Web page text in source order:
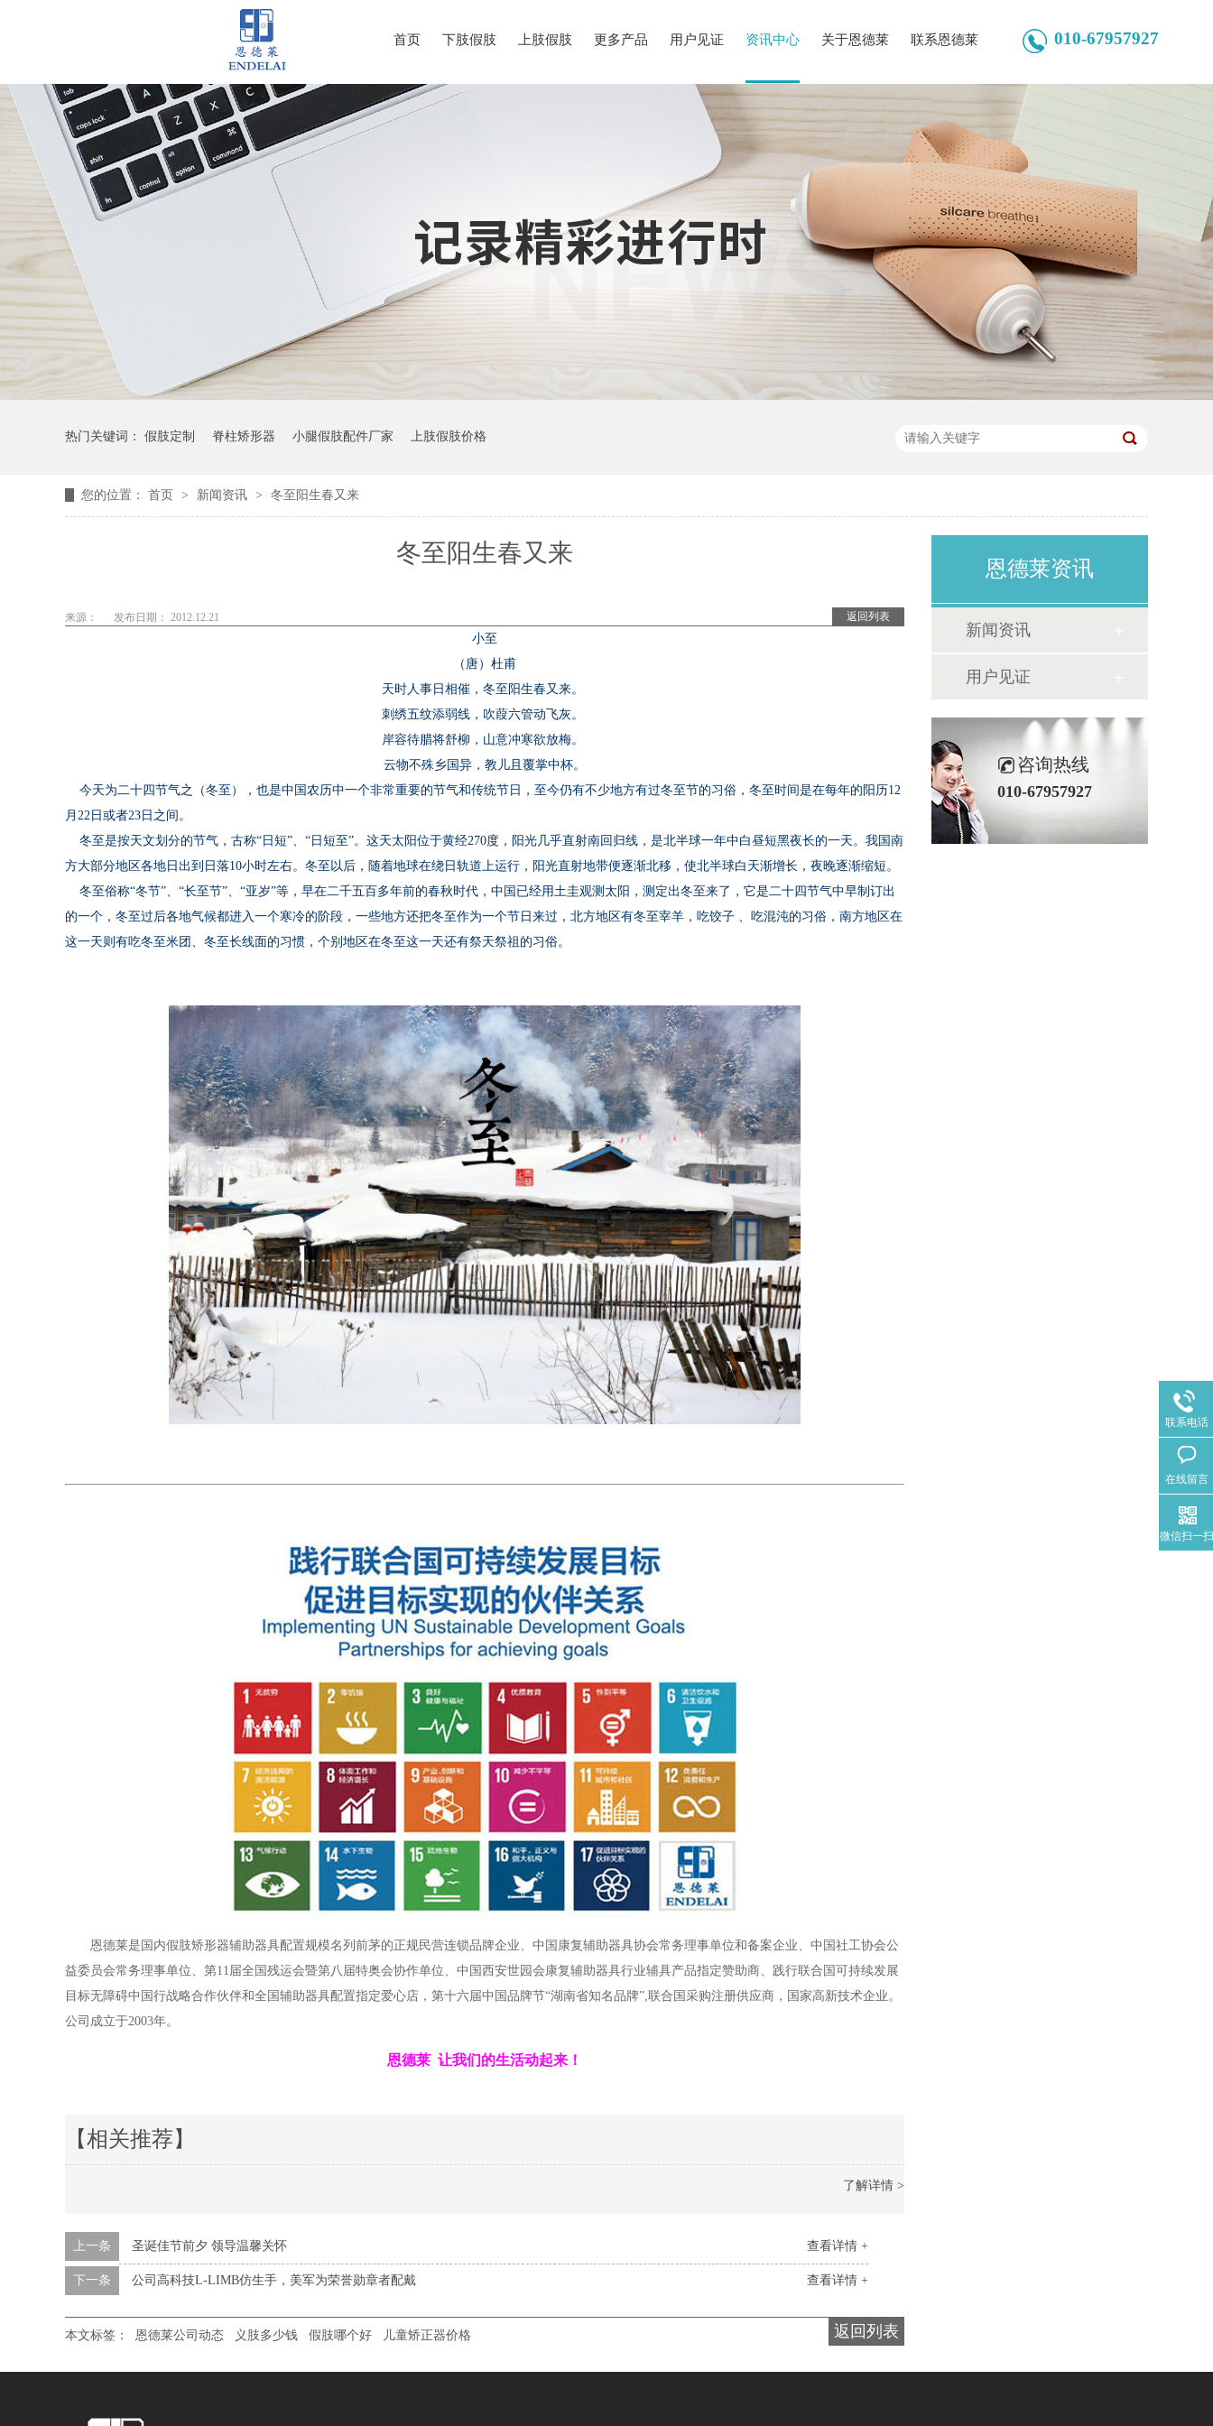
首页 下肢假肢 上肢假肢 更多产品 用户见证 资讯中心 关于恩德莱 联系恩德莱 010-67957927
热门关键词： 假肢定制 脊柱矫形器 小腿假肢配件厂家 上肢假肢价格
您的位置： 首页 > 新闻资讯 > 冬至阳生春又来
冬至阳生春又来
返回列表
来源： 发布日期： 2012.12.21
小至
（ 唐）杜甫
天时人事日相催，冬至阳生春又来。
刺绣五纹添弱线，吹葭六管动飞灰。
岸容待腊将舒柳，山意冲寒欲放梅。
云物不殊乡国异，教儿且覆掌中杯。
今天为二十四节气之（冬至），也是中国农历中一个非常重要的节气和传统节日，至今仍有不少地方有过冬至节的习俗，冬至时间是在每年的阳历12
月22日或者23日之间。
冬至是按天文划分的节气，古称“日短”、“日短至”。这天太阳位于黄经270度，阳光几乎直射南回归线，是北半球一年中白昼短黑夜长的一天。我国南
方大部分地区各地日出到日落10小时左右。冬至以后，随着地球在绕日轨道上运行，阳光直射地带便逐渐北移，使北半球白天渐增长，夜晚逐渐缩短。
冬至俗称“冬节”、“长至节”、“亚岁”等，早在二千五百多年前的春秋时代，中国 已经用土圭观测太阳，测定出冬至来了，它是二十四节气中早制订出
的一个，冬至过后各地气候都进入一个寒冷的阶段，一些地方还把冬至作为一个节日来过，北方地区有冬至宰羊，吃饺子
、吃混沌的习俗，南方地区在
这一天则有吃冬至米团、冬至长线面的习惯，个别地区在冬至这一天还有祭天祭祖的习俗。
恩德莱是国内假肢矫形器辅助器具配置规模名列前茅的正规民营连锁品牌企业、中国康复辅助器具协会常务理事单位和备案企业、中国社工协会公
益委员会常务理事单位、第11届全国残运会暨第八届特奥会协作单位、中国西安世园会康复辅助器具行业辅具产品指定赞助商、践行联合国可持续发展
目标无障碍中国行战略合作伙伴和全国辅助器具配置指定爱心店，第十六届中国品牌节“湖南省知名品牌”,联合国采购注册供应商，国家高新技术企业。
公司成立于2003年。
恩德莱 让我们的生活动起来！
【相关推荐】
了解详情 >
查看详情 +
上一条 圣诞佳节前夕 领导温馨关怀
查看详情 +
下一条 公司高科技L-LIMB仿生手，美军为荣誉勋章者配戴
返回列表
本文标签： 恩德莱公司动态 义肢多少钱 假肢哪个好 儿童矫正器价格
恩德莱资讯
新闻资讯
用户见证
咨询热线
010-67957927
联系电话
在线留言
微信扫一扫